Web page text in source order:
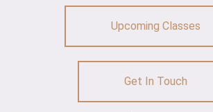
Upcoming Classes
Get In Touch